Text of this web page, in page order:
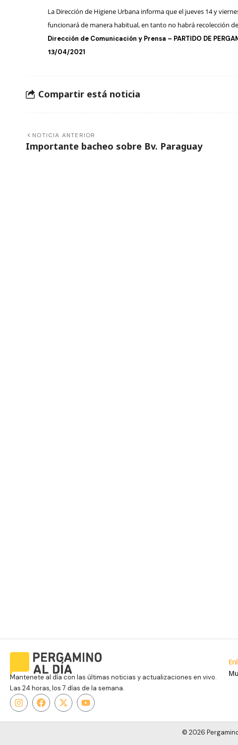
La Dirección de Higiene Urbana informa que el jueves 14 y
funcionará de manera habitual, en tanto no habrá recolección
Dirección de Comunicación y Prensa – PARTIDO DE
13/04/2021
Compartir está noticia
NOTICIA ANTERIOR
Importante bacheo sobre Bv. Paraguay
Mantenete al día con las últimas noticias y actualizaciones en vivo.
Las 24 horas, los 7 días de la semana.
© 2026